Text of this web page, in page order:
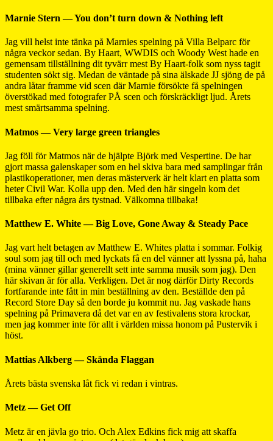
Marnie Stern — You don’t turn down & Nothing left
Jag vill helst inte tänka på Marnies spelning på Villa Belparc för
några veckor sedan. By Haart, WWDIS och Woody West hade en
gemensam tillställning dit tyvärr mest By Haart-folk som nyss tagit
studenten sökt sig. Medan de väntade på sina älskade JJ sjöng de på
andra låtar framme vid scen där Marnie försökte få spelningen
överstökad med fotografer PÅ scen och förskräckligt ljud. Årets
mest smärtsamma spelning.
Matmos — Very large green triangles
Jag föll för Matmos när de hjälpte Björk med Vespertine. De har
gjort massa galenskaper som en hel skiva bara med samplingar från
plastikoperationer, men deras mästerverk är helt klart en platta som
heter Civil War. Kolla upp den. Med den här singeln kom det
tillbaka efter några års tystnad. Välkomna tillbaka!
Matthew E. White — Big Love, Gone Away & Steady Pace
Jag vart helt betagen av Matthew E. Whites platta i sommar. Folkig
soul som jag till och med lyckats få en del vänner att lyssna på, haha
(mina vänner gillar generellt sett inte samma musik som jag). Den
här skivan är för alla. Verkligen. Det är nog därför Dirty Records
fortfarande inte fått in min beställning av den. Beställde den på
Record Store Day så den borde ju kommit nu. Jag vaskade hans
spelning på Primavera då det var en av festivalens stora krockar,
men jag kommer inte för allt i världen missa honom på Pustervik i
höst.
Mattias Alkberg — Skända Flaggan
Årets bästa svenska låt fick vi redan i vintras.
Metz — Get Off
Metz är en jävla go trio. Och Alex Edkins fick mig att skaffa